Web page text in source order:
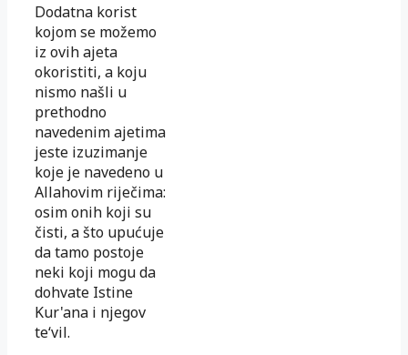
Dodatna korist
kojom se možemo
iz ovih ajeta
okoristiti, a koju
nismo našli u
prethodno
navedenim ajetima
jeste izuzimanje
koje je navedeno u
Allahovim riječima:
osim onih koji su
čisti, a što upućuje
da tamo postoje
neki koji mogu da
dohvate Istine
Kur'ana i njegov
te‘vil.